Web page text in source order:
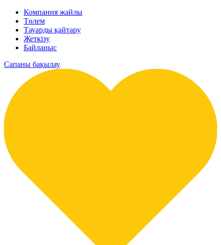
Компания жайлы
Төлем
Тауарды қайтару
Жеткізу
Байланыс
Сапаны бақылау